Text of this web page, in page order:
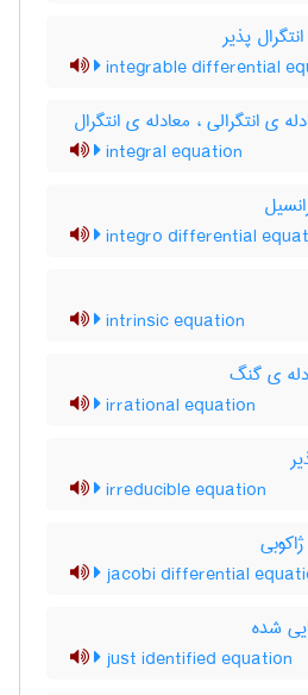
پذیر
integrable differential
ی انتگرالی ، معادله ی انتگرال
integral equation
integro differential
intrinsic equation
ی گنگ
irrational equation
irreducible equation
jacobi differential
شده
just identified equation